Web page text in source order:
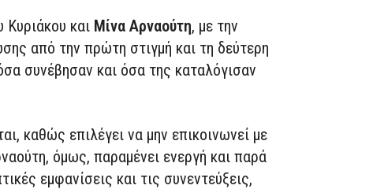
Κυριάκου και Μίνα Αρναούτη, με την
από την πρώτη στιγμή και τη δεύτερη
συνέβησαν και όσα της καταλόγισαν
καθώς επιλέγει να μην επικοινωνεί με
όμως, παραμένει ενεργή και παρά
εμφανίσεις και τις συνεντεύξεις,